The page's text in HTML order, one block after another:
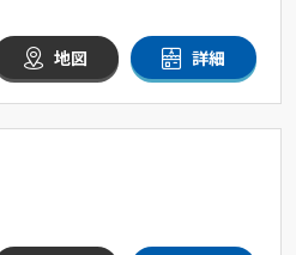
地図 詳細